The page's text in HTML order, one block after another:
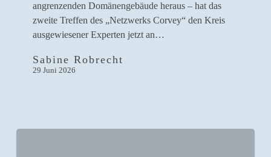
angrenzenden Domänengebäude heraus – hat das
zweite Treffen des „Netzwerks Corvey“ den Kreis
ausgewiesener Experten jetzt an…
Sabine Robrecht
29 Juni 2026